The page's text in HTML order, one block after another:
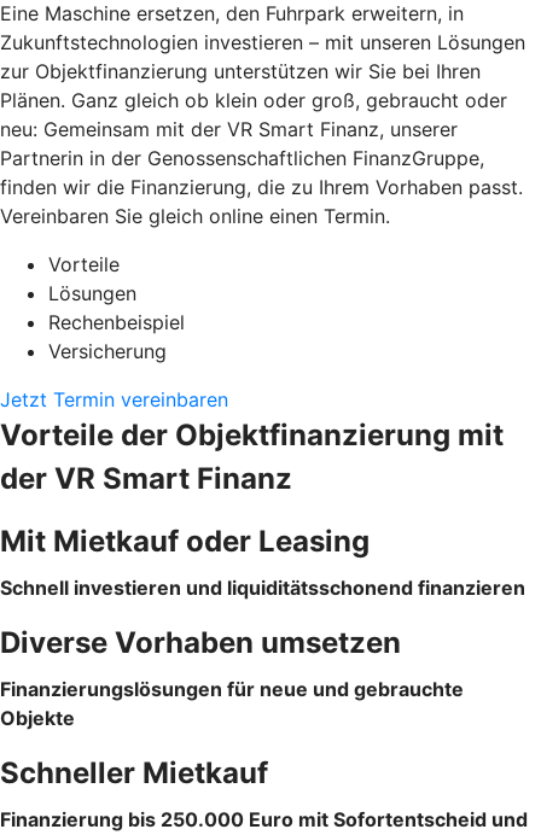
Eine Maschine ersetzen, den Fuhrpark erweitern, in
Zukunftstechnologien investieren – mit unseren Lösungen
zur Objektfinanzierung unterstützen wir Sie bei Ihren
Plänen. Ganz gleich ob klein oder groß, gebraucht oder
neu: Gemeinsam mit der VR Smart Finanz, unserer
Partnerin in der Genossenschaftlichen FinanzGruppe,
finden wir die Finanzierung, die zu Ihrem Vorhaben passt.
Vereinbaren Sie gleich online einen Termin.
Vorteile
Lösungen
Rechenbeispiel
Versicherung
Jetzt Termin vereinbaren
Vorteile der Objektfinanzierung mit
der VR Smart Finanz
Mit Mietkauf oder Leasing
Schnell investieren und liquiditätsschonend finanzieren
Diverse Vorhaben umsetzen
Finanzierungslösungen für neue und gebrauchte
Objekte
Schneller Mietkauf
Finanzierung bis 250.000 Euro mit Sofortentscheid und